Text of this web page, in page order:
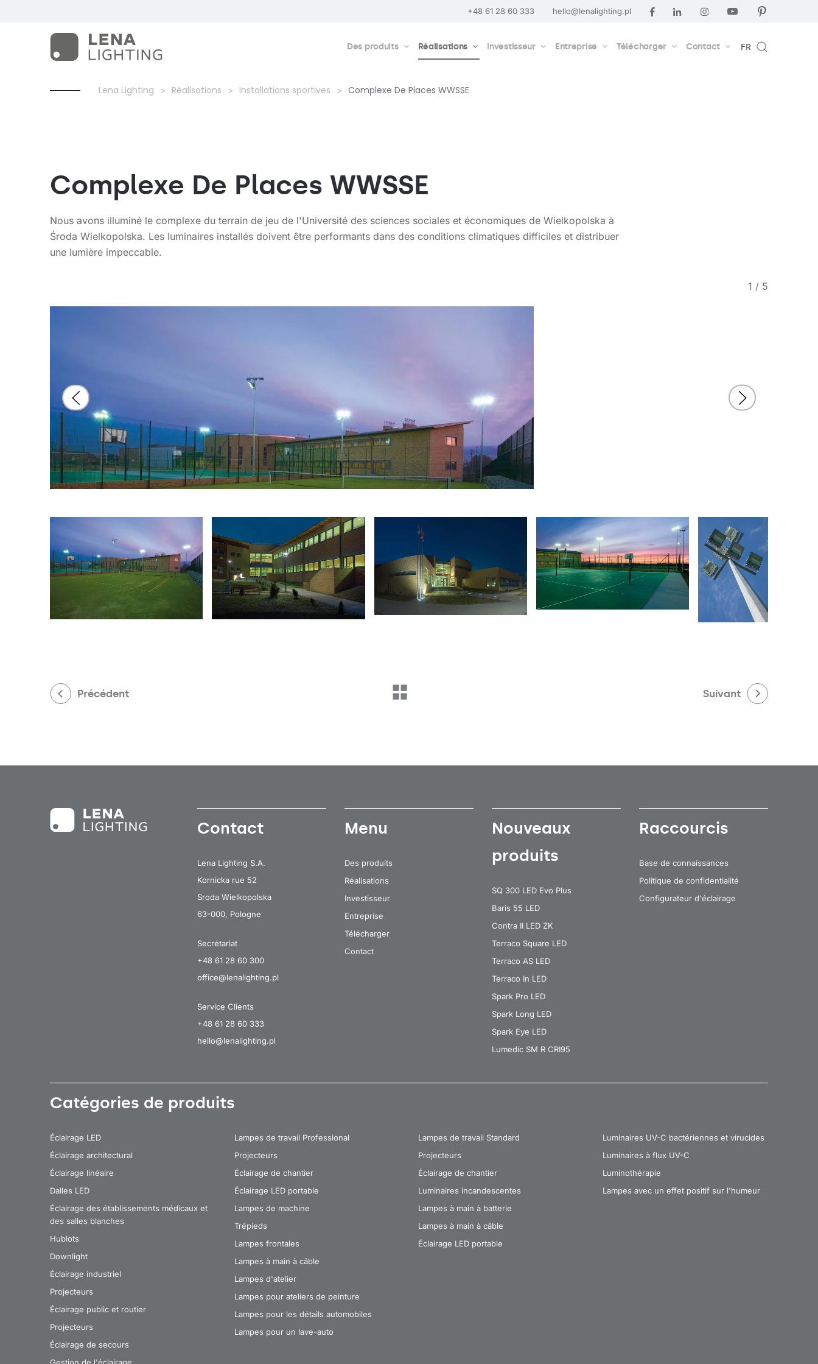
+48 61 28 60 333 hello@lenalighting.pl
Des produits Réalisations Investisseur Entreprise Télécharger Contact FR
Lena Lighting Réalisations Installations sportives Complexe De Places WWSSE
Complexe De Places WWSSE
Nous avons illuminé le complexe du terrain de jeu de l'Université des sciences sociales et économiques de Wielkopolska à
Środa Wielkopolska. Les luminaires installés doivent être performants dans des conditions climatiques difficiles et distribuer
une lumière impeccable.
1 / 5
Précédent Suivant
Contact
Lena Lighting S.A.
Kornicka rue 52
Sroda Wielkopolska
63-000, Pologne
Secrétariat
+48 61 28 60 300
office@lenalighting.pl
Service Clients
+48 61 28 60 333
hello@lenalighting.pl
Menu
Des produits
Réalisations
Investisseur
Entreprise
Télécharger
Contact
Nouveaux
produits
SQ 300 LED Evo Plus
Baris 55 LED
Contra II LED ZK
Terraco Square LED
Terraco AS LED
Terraco In LED
Spark Pro LED
Spark Long LED
Spark Eye LED
Lumedic SM R CRI95
Raccourcis
Base de connaissances
Politique de confidentialité
Configurateur d'éclairage
Catégories de produits
Éclairage LED
Éclairage architectural
Éclairage linéaire
Dalles LED
Éclairage des établissements médicaux et
des salles blanches
Hublots
Downlight
Éclairage industriel
Projecteurs
Éclairage public et routier
Projecteurs
Éclairage de secours
Gestion de l'éclairage
Lampes de travail Professional
Projecteurs
Éclairage de chantier
Éclairage LED portable
Lampes de machine
Trépieds
Lampes frontales
Lampes à main à câble
Lampes d'atelier
Lampes pour ateliers de peinture
Lampes pour les détails automobiles
Lampes pour un lave-auto
Lampes de travail Standard
Projecteurs
Éclairage de chantier
Luminaires incandescentes
Lampes à main à batterie
Lampes à main à câble
Éclairage LED portable
Luminaires UV-C bactériennes et virucides
Luminaires à flux UV-C
Luminothérapie
Lampes avec un effet positif sur l'humeur